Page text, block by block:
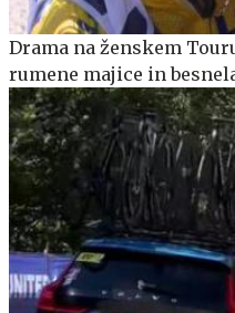
Drama na ženskem
rumene majice in